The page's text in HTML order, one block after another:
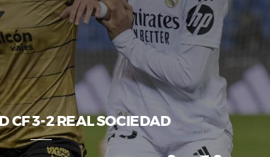
CF 3-2 REAL SOCIEDAD